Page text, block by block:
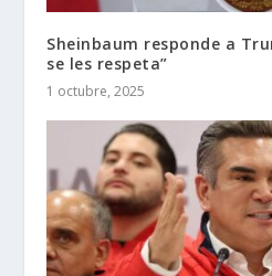
Sheinbaum responde a
se les respeta”
1 octubre, 2025